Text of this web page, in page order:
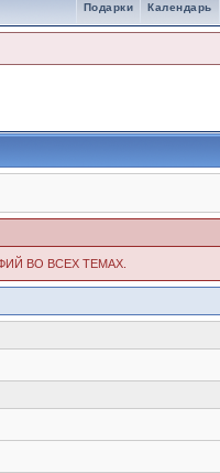
Календарь
Подарки
ВО ВСЕХ ТЕМАХ.